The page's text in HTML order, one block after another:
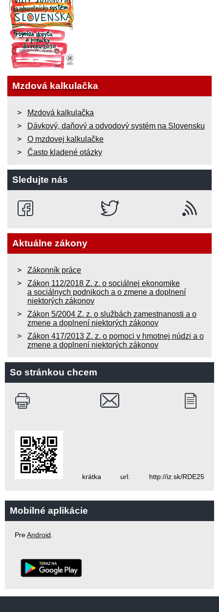
Mzdová kalkulačka
Mzdová kalkulačka
Dávkový, daňový a odvodový systém na Slovensku
O mzdovej kalkulačke
Často kladené otázky
Sledujte nás
Aktuálne zákony
Zákonník práce
Zákon 112/2018 Z. z. o sociálnej ekonomike
a sociálnych podnikoch a o zmene a doplnení
niektorých zákonov
Zákon 5/2004 Z. z. o službách zamestnanosti a o
zmene a doplnení niektorých zákonov
Zákon 417/2013 Z. z. o pomoci v hmotnej núdzi a o
zmene a doplnení niektorých zákonov
So stránkou chcem
krátka url: http://iz.sk/RDE25
Mobilné aplikácie
PreAndroid